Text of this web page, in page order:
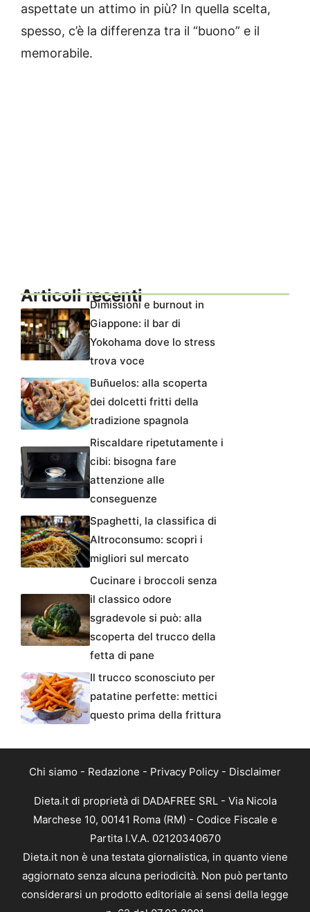
aspettate un attimo in più? In quella scelta,
spesso, c’è la differenza tra il “buono” e il
memorabile.
Articoli recentiDimissioni e burnout in
Giappone: il bar di
Yokohama dove lo stress
trova voce
Buñuelos: alla scoperta
dei dolcetti fritti della
tradizione spagnola
Riscaldare ripetutamente i
cibi: bisogna fare
attenzione alle
conseguenze
Spaghetti, la classifica di
Altroconsumo: scopri i
migliori sul mercato
Cucinare i broccoli senza
il classico odore
sgradevole si può: alla
scoperta del trucco della
fetta di pane
Il trucco sconosciuto per
patatine perfette: mettici
questo prima della frittura
Chi siamo - Redazione - Privacy Policy - Disclaimer
Dieta.it di proprietà di DADAFREE SRL - Via Nicola
Marchese 10, 00141 Roma (RM) - Codice Fiscale e
Partita I.V.A. 02120340670
Dieta.it non è una testata giornalistica, in quanto viene
aggiornato senza alcuna periodicità. Non può pertanto
considerarsi un prodotto editoriale ai sensi della legge